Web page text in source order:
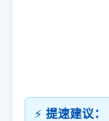
⚡ 提速建议：